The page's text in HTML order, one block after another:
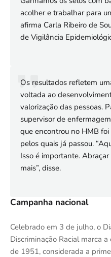
acolher e trabalhar para
afirma Carla Ribeiro de
de Vigilância
Os resultados refletem
voltada ao
valorização das pessoas.
supervisor de
que encontrou no HMB
pelos quais já passou.
Isso é importante.
mais”, disse.
Campanha nacional
Celebrado em 3 de julho, o
Discriminação Racial marca
de 1951, considerada a